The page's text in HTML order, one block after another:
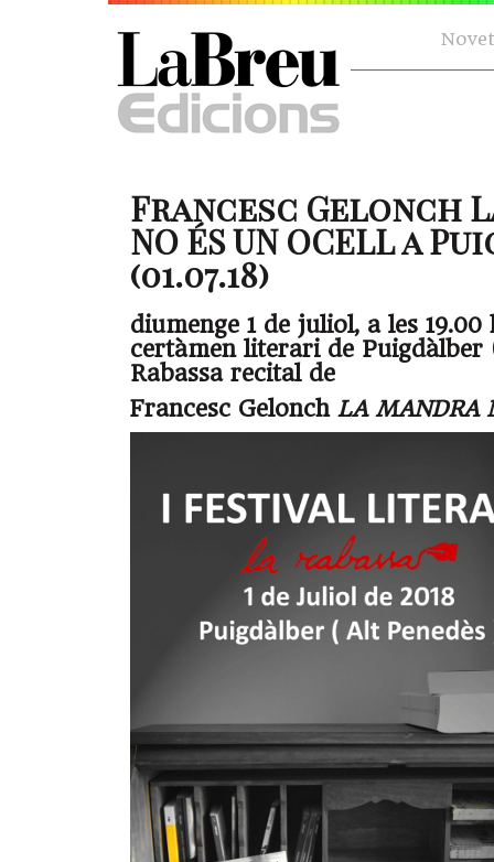
Francesc Gelonch
NO ÉS UN OCELL a
(01.07.18)
diumenge 1 de juliol, a les
certàmen literari de Puigdàlber
Rabassa recital de
Francesc Gelonch LA MANDRA